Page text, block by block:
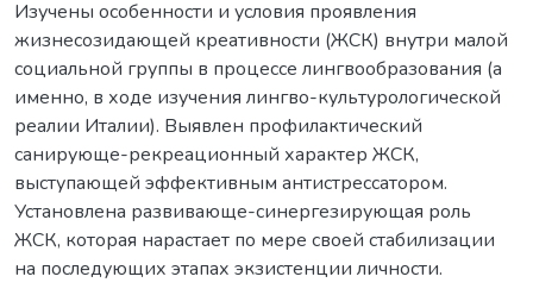
Изучены особенности и условия проявления
жизнесозидающей креативности (ЖСК) внутри малой
социальной группы в процессе лингвообразования (а
именно, в ходе изучения лингво-культурологической
реалии Италии). Выявлен профилактический
санирующе-рекреационный характер ЖСК,
выступающей эффективным антистрессатором.
Установлена развивающе-синергезирующая роль
ЖСК, которая нарастает по мере своей стабилизации
на последующих этапах экзистенции личности.